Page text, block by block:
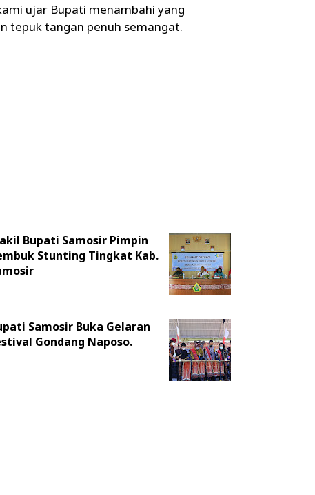
ujar Bupati menambahi yang
tepuk tangan penuh semangat.
Bupati Samosir Pimpin
Stunting Tingkat Kab.
Samosir Buka Gelaran
Gondang Naposo.